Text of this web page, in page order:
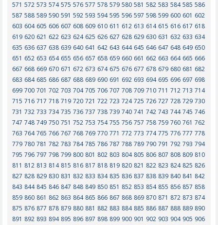
571 572 573 574 575 576 577 578 579 580 581 582 583 584 585 586
587 588 589 590 591 592 593 594 595 596 597 598 599 600 601 602
603 604 605 606 607 608 609 610 611 612 613 614 615 616 617 618
619 620 621 622 623 624 625 626 627 628 629 630 631 632 633 634
635 636 637 638 639 640 641 642 643 644 645 646 647 648 649 650
651 652 653 654 655 656 657 658 659 660 661 662 663 664 665 666
667 668 669 670 671 672 673 674 675 676 677 678 679 680 681 682
683 684 685 686 687 688 689 690 691 692 693 694 695 696 697 698
699 700 701 702 703 704 705 706 707 708 709 710 711 712 713 714
715 716 717 718 719 720 721 722 723 724 725 726 727 728 729 730
731 732 733 734 735 736 737 738 739 740 741 742 743 744 745 746
747 748 749 750 751 752 753 754 755 756 757 758 759 760 761 762
763 764 765 766 767 768 769 770 771 772 773 774 775 776 777 778
779 780 781 782 783 784 785 786 787 788 789 790 791 792 793 794
795 796 797 798 799 800 801 802 803 804 805 806 807 808 809 810
811 812 813 814 815 816 817 818 819 820 821 822 823 824 825 826
827 828 829 830 831 832 833 834 835 836 837 838 839 840 841 842
843 844 845 846 847 848 849 850 851 852 853 854 855 856 857 858
859 860 861 862 863 864 865 866 867 868 869 870 871 872 873 874
875 876 877 878 879 880 881 882 883 884 885 886 887 888 889 890
891 892 893 894 895 896 897 898 899 900 901 902 903 904 905 906